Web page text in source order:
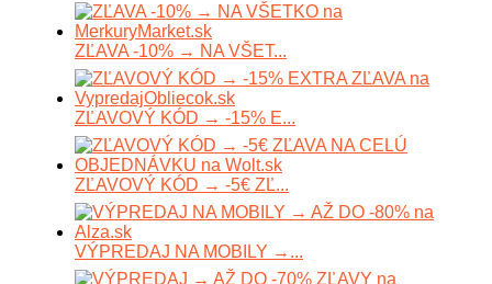
ZĽAVA -10% → NA VŠET...
ZĽAVOVÝ KÓD → -15% E...
ZĽAVOVÝ KÓD → -5€ ZĽ...
VÝPREDAJ NA MOBILY →...